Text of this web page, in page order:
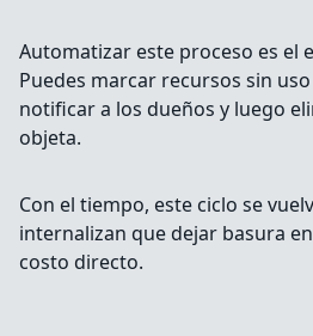
Automatizar este proceso es el
Puedes marcar recursos sin
notificar a los dueños y luego
objeta.
Con el tiempo, este ciclo se
internalizan que dejar basura
costo directo.